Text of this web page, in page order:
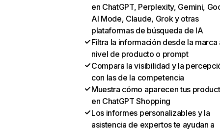
en ChatGPT, Perplexity, Gemini,
AI Mode, Claude, Grok y otras
plataformas de búsqueda de IA
Filtra la información desde la marca
nivel de producto o prompt
Compara la visibilidad y la
con las de la competencia
Muestra cómo aparecen tus
en ChatGPT Shopping
Los informes personalizables y la
asistencia de expertos te ayudan a